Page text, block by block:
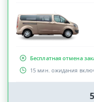
Бесплатная отмена
15 мин. ожидания